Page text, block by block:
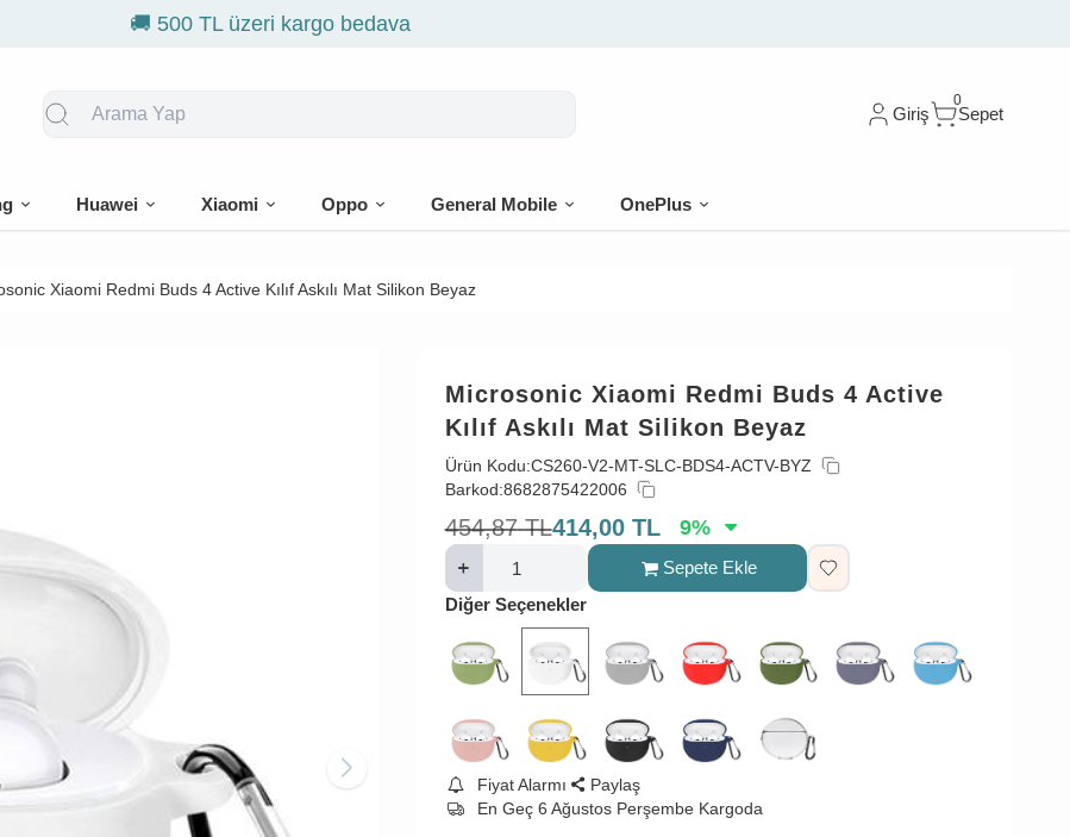
Giriş
0
Sepet
Huawei Xiaomi Oppo General Mobile OnePlus
Xiaomi Redmi Buds 4 Active Kılıf Askılı Mat Silikon Beyaz
Microsonic Xiaomi Redmi Buds 4 Active
Kılıf Askılı Mat Silikon Beyaz
Ürün Kodu:CS260-V2-MT-SLC-BDS4-ACTV-BYZ
Barkod:8682875422006
454,87 TL414,00 TL 9%
Sepete Ekle
Diğer Seçenekler
Fiyat Alarmı
Paylaş
En Geç 6 Ağustos Perşembe Kargoda